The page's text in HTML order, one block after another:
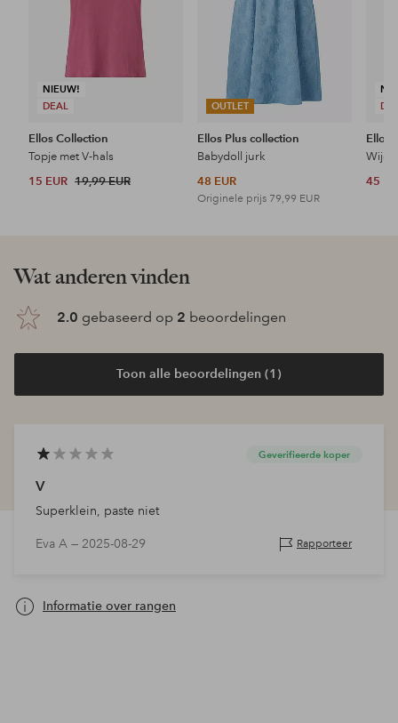
NIEUW!
DEAL
Ellos Collection
Topje met V-hals
15 EUR 19,99 EUR
OUTLET
Ellos Plus collection
Babydoll jurk
48 EUR
Originele prijs 79,99 EUR
Ellos
45
Wat anderen vinden
2.0 gebaseerd op 2 beoordelingen
Toon alle beoordelingen (1)
Geverifieerde koper
V
Superklein, paste niet
Eva A — 2025-08-29 Rapporteer
Informatie over rangen